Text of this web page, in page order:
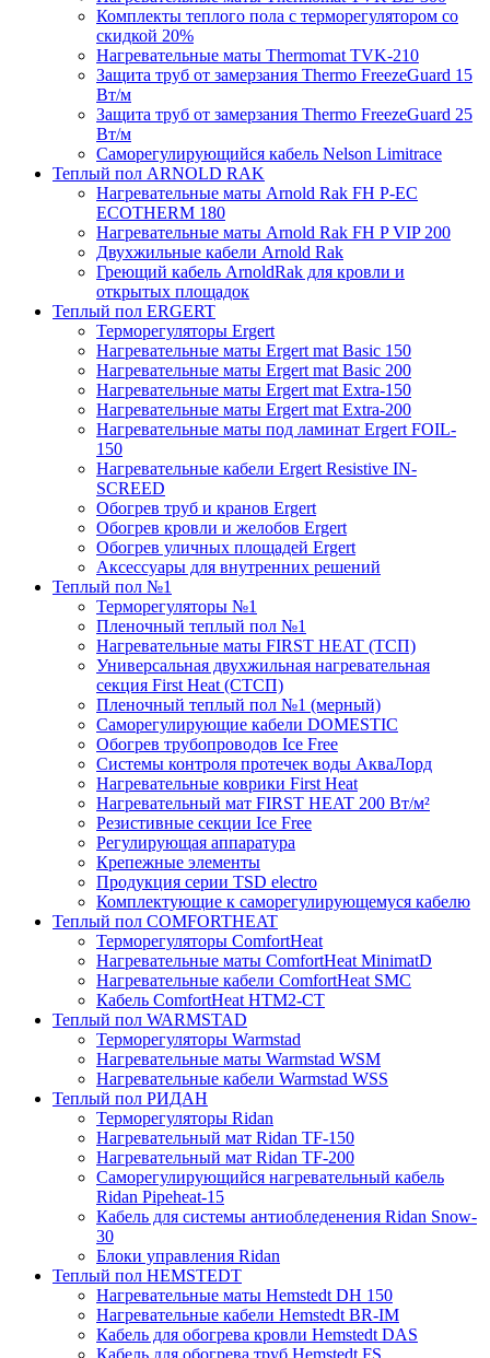
Комплекты теплого пола с терморегулятором со
скидкой 20%
Нагревательные маты Thermomat TVK-210
Защита труб от замерзания Thermo FreezeGuard 15
Вт/м
Защита труб от замерзания Thermo FreezeGuard 25
Вт/м
Саморегулирующийся кабель Nelson Limitrace
Теплый пол ARNOLD RAK
Нагревательные маты Arnold Rak FH P-EC
ECOTHERM 180
Нагревательные маты Arnold Rak FH P VIP 200
Двухжильные кабели Arnold Rak
Греющий кабель ArnoldRak для кровли и
открытых площадок
Теплый пол ERGERT
Терморегуляторы Ergert
Нагревательные маты Ergert mat Basic 150
Нагревательные маты Ergert mat Basic 200
Нагревательные маты Ergert mat Extra-150
Нагревательные маты Ergert mat Extra-200
Нагревательные маты под ламинат Ergert FOIL-
150
Нагревательные кабели Ergert Resistive IN-
SCREED
Обогрев труб и кранов Ergert
Обогрев кровли и желобов Ergert
Обогрев уличных площадей Ergert
Аксессуары для внутренних решений
Теплый пол №1
Терморегуляторы №1
Пленочный теплый пол №1
Нагревательные маты FIRST HEAT (ТСП)
Универсальная двухжильная нагревательная
секция First Heat (СТСП)
Пленочный теплый пол №1 (мерный)
Саморегулирующие кабели DOMESTIC
Обогрев трубопроводов Ice Free
Системы контроля протечек воды АкваЛорд
Нагревательные коврики First Heat
Нагревательный мат FIRST HEAT 200 Вт/м²
Резистивные секции Ice Free
Регулирующая аппаратура
Крепежные элементы
Продукция серии TSD electro
Комплектующие к саморегулирующемуся кабелю
Теплый пол COMFORTHEAT
Терморегуляторы ComfortHeat
Нагревательные маты ComfortHeat MinimatD
Нагревательные кабели ComfortHeat SMC
Кабель ComfortHeat HTM2-CT
Теплый пол WARMSTAD
Терморегуляторы Warmstad
Нагревательные маты Warmstad WSM
Нагревательные кабели Warmstad WSS
Теплый пол РИДАН
Терморегуляторы Ridan
Нагревательный мат Ridan TF-150
Нагревательный мат Ridan TF-200
Саморегулирующийся нагревательный кабель
Ridan Pipeheat-15
Кабель для системы антиобледенения Ridan Snow-
30
Блоки управления Ridan
Теплый пол HEMSTEDT
Нагревательные маты Hemstedt DH 150
Нагревательные кабели Hemstedt BR-IM
Кабель для обогрева кровли Hemstedt DAS
Кабель для обогрева труб Hemstedt FS